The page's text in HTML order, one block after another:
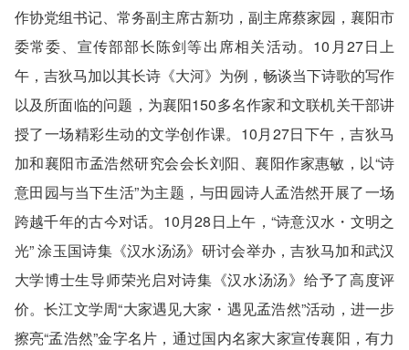
作协党组书记、常务副主席古新功，副主席蔡家园，襄阳市
委常委、宣传部部长陈剑等出席相关活动。10月27日上
午，吉狄马加以其长诗《大河》为例，畅谈当下诗歌的写作
以及所面临的问题，为襄阳150多名作家和文联机关干部讲
授了一场精彩生动的文学创作课。10月27日下午，吉狄马
加和襄阳市孟浩然研究会会长刘阳、襄阳作家惠敏，以“诗
意田园与当下生活”为主题，与田园诗人孟浩然开展了一场
跨越千年的古今对话。10月28日上午，“诗意汉水・文明之
光” 涂玉国诗集《汉水汤汤》研讨会举办，吉狄马加和武汉
大学博士生导师荣光启对诗集《汉水汤汤》给予了高度评
价。长江文学周“大家遇见大家・遇见孟浩然”活动，进一步
擦亮“孟浩然”金字名片，通过国内名家大家宣传襄阳，有力